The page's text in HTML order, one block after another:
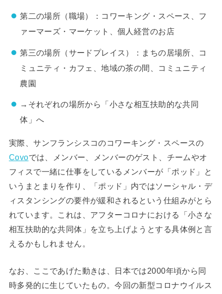
第二の場所（職場）：コワーキング・スペース、フ
ァーマーズ・マーケット、個人経営のお店
第三の場所（サードプレイス）：まちの居場所、コ
ミュニティ・カフェ、地域の茶の間、コミュニティ
農園
→それぞれの場所から「小さな相互扶助的な共同
体」へ
実際、サンフランシスコのコワーキング・スペースの
Covoでは、メンバー、メンバーのゲスト、チームやオ
フィスで一緒に仕事をしているメンバーが「ポッド」と
いうまとまりを作り、「ポッド」内ではソーシャル・デ
ィスタンシングの要件が緩和されるという仕組みがとら
れています。これは、アフターコロナにおける「小さな
相互扶助的な共同体」を立ち上げようとする具体例と言
えるかもしれません。
なお、ここであげた動きは、日本では2000年頃から同
時多発的に生じていたもの。今回の新型コロナウイルス